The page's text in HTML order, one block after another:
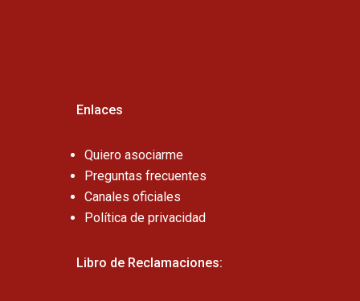
Enlaces
Quiero asociarme
Preguntas frecuentes
Canales oficiales
Política de privacidad
Libro de Reclamaciones: